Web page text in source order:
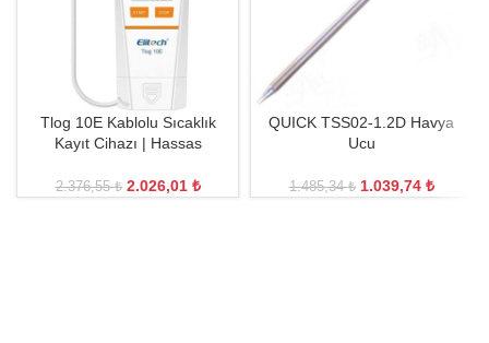
Tlog 10E Kablolu Sıcaklık
Kayıt Cihazı | Hassas
2.376,55₺ 2.026,01 ₺
QUICK TSS02-1.2D Havya
Ucu
1.485,34₺ 1.039,74 ₺